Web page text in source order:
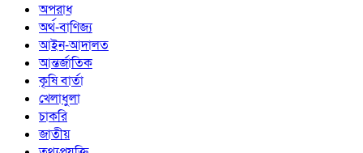
অপরাধ
অর্থ-বাণিজ্য
আইন-আদালত
আন্তর্জাতিক
কৃষি বার্তা
খেলাধুলা
চাকরি
জাতীয়